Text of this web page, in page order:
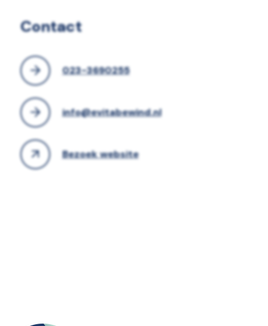
Contact
023-3690255
info@evitabewind.nl
Bezoek website